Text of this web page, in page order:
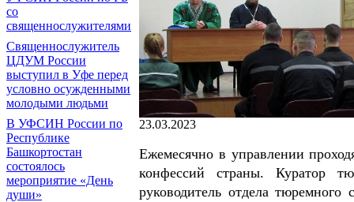
со
священнослужителями
Священнослужитель
ЦДУМ России
выступил в Уфе перед
условно осужденными
молодыми людьми
В УФСИН России по
Республике
Башкортостан
состоялось
мероприятие «День
души»
23.03.2023
Ежемесячно в управлении
конфессий страны. Куратор
руководитель отдела